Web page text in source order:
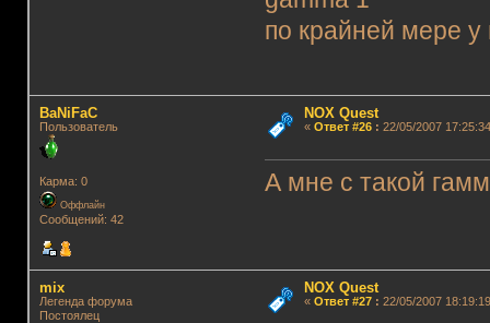
по крайней мере
BaNiFaC
Пользователь
Карма: 0
Оффлайн
Сообщений: 42
NOX Quest
« Ответ #26: 22/05/2007
А мне с такой
mix
Легенда форума
Постоялец
NOX Quest
« Ответ #27: 22/05/2007